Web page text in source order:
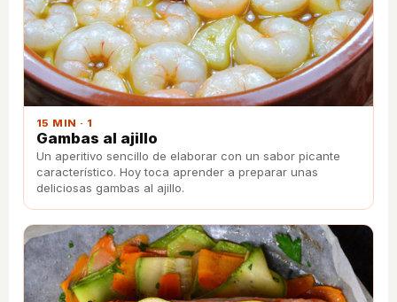
15 MIN · 1
Gambas al ajillo
Un aperitivo sencillo de elaborar con un sabor picante
característico. Hoy toca aprender a preparar unas
deliciosas gambas al ajillo.